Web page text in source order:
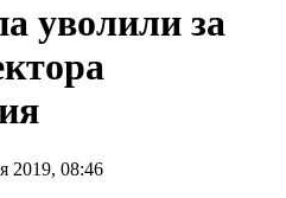
уволили за
2019, 08:46